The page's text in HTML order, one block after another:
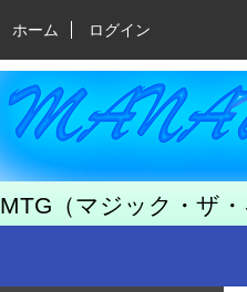
ホーム ログイン
MTG（マジック・ザ